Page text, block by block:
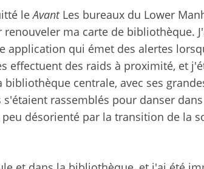
leAvantLes bureaux du Lower
ma carte de bibliothèque.
application qui émet des alertes
effectuent des raids à proximité, et
centrale, avec ses
s'étaient rassemblés pour danser
désorienté par la transition de la